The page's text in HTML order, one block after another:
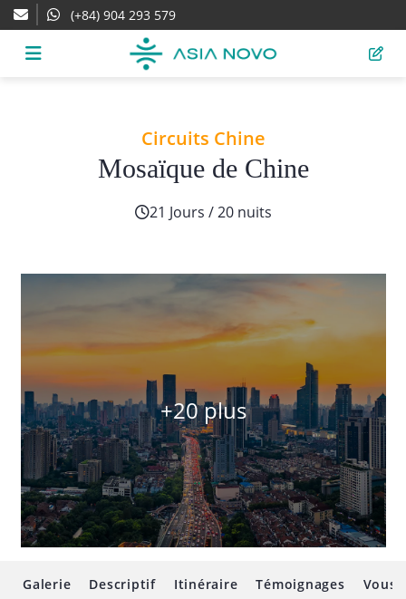
(+84) 904 293 579
Circuits Chine
Mosaïque de Chine
21 Jours / 20 nuits
+20 plus
Galerie Descriptif Itinéraire Témoignages Vous